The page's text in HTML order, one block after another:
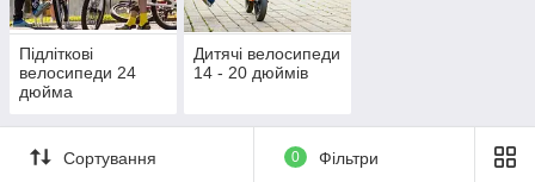
Підліткові
велосипеди 24
дюйма
Дитячі велосипеди
14 - 20 дюймів
Сортування 0 Фільтри